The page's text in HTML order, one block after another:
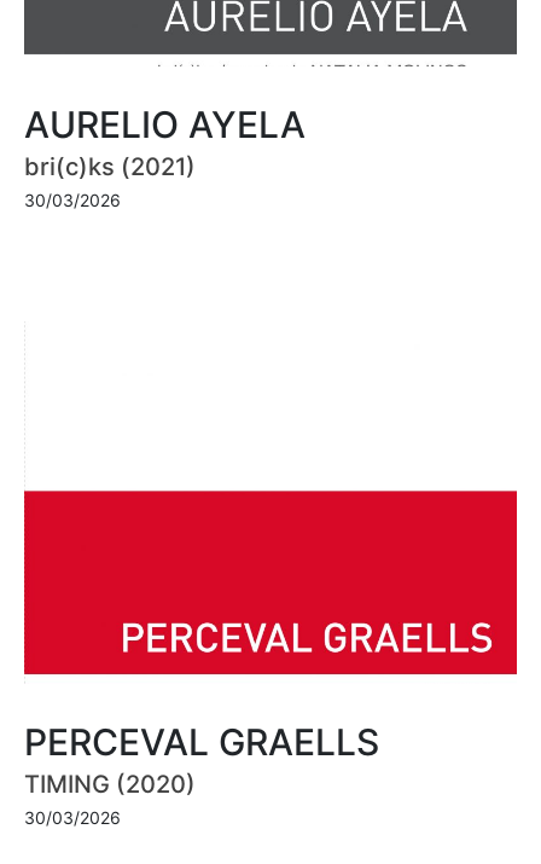
AURELIO AYELA
bri(c)ks (2021)
30/03/2026
PERCEVAL GRAELLS
TIMING (2020)
30/03/2026